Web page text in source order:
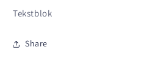
Tekstblok
Share